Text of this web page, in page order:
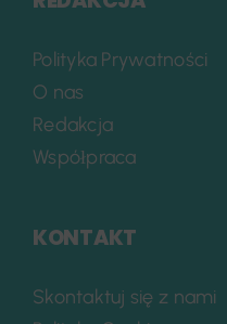
Polityka Prywatności
O nas
Redakcja
Współpraca
KONTAKT
Skontaktuj się z nami